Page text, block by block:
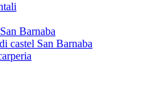
Barnaba
castel San Barnaba